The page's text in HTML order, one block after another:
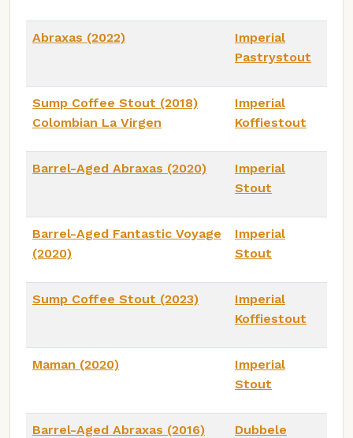
Abraxas (2022)
Imperial
Pastrystout
Sump Coffee Stout (2018)
Colombian La Virgen
Imperial
Koffiestout
Barrel-Aged Abraxas (2020)
Imperial
Stout
Barrel-Aged Fantastic Voyage
(2020)
Imperial
Stout
Sump Coffee Stout (2023)
Imperial
Koffiestout
Maman (2020)
Imperial
Stout
Barrel-Aged Abraxas (2016)
Dubbele